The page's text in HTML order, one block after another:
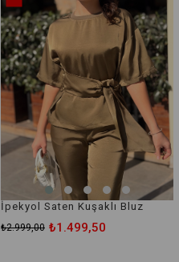
İpekyol Saten Kuşaklı Bluz
₺1.499,50
₺2.999,00